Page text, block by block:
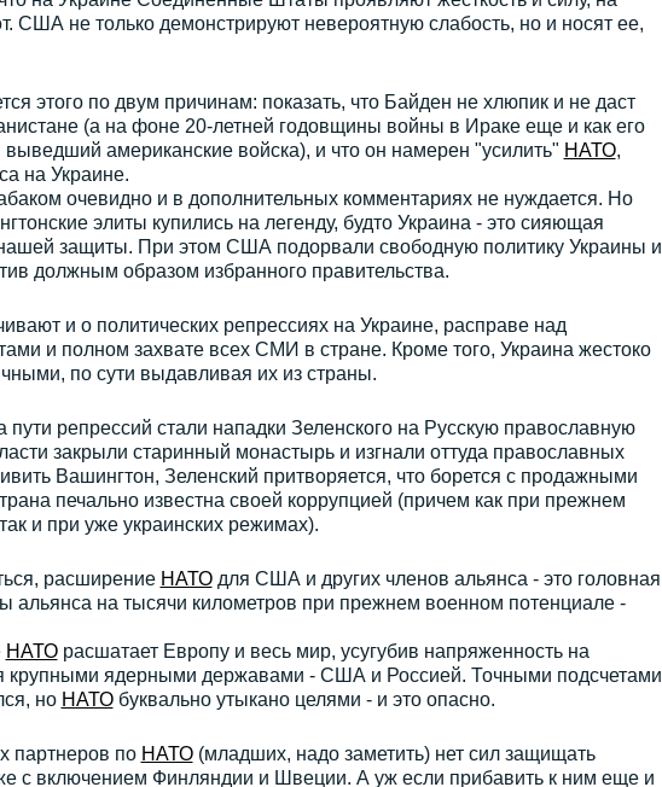
США не только демонстрируют невероятную слабость, но и носят ее,
этого по двум причинам: показать, что Байден не хлюпик и не даст
(а на фоне 20-летней годовщины войны в Ираке еще и как его
американские войска), и что он намерен "усилить" НАТО,
на Украине.
очевидно и в дополнительных комментариях не нуждается. Но
элиты купились на легенду, будто Украина - это сияющая
защиты. При этом США подорвали свободную политику Украины и
должным образом избранного правительства.
и о политических репрессиях на Украине, расправе над
и полном захвате всех СМИ в стране. Кроме того, Украина жестоко
по сути выдавливая их из страны.
репрессий стали нападки Зеленского на Русскую православную
закрыли старинный монастырь и изгнали оттуда православных
Вашингтон, Зеленский притворяется, что борется с продажными
печально известна своей коррупцией (причем как при прежнем
и при уже украинских режимах).
расширение НАТОдля США и других членов альянса - это головная
альянса на тысячи километров при прежнем военном потенциале -
НАТОрасшатает Европу и весь мир, усугубив напряженность на
крупными ядерными державами - США и Россией. Точными подсчетами
но НАТОбуквально утыкано целями - и это опасно.
партнеров по НАТО(младших, надо заметить) нет сил защищать
с включением Финляндии и Швеции. А уж если прибавить к ним еще и